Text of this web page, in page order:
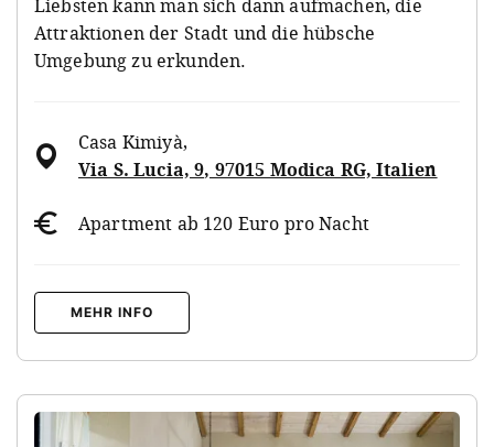
Liebsten kann man sich dann aufmachen, die
Attraktionen der Stadt und die hübsche
Umgebung zu erkunden.
Casa Kimiyà,
Via S. Lucia, 9, 97015 Modica RG, Italien
Apartment ab 120 Euro pro Nacht
MEHR INFO